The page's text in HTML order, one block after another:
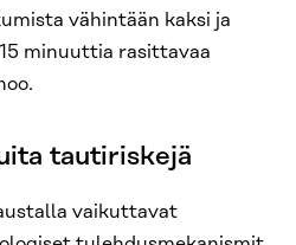
vähintään kaksi ja
minuuttia rasittavaa
tautiriskejä
vaikuttavat